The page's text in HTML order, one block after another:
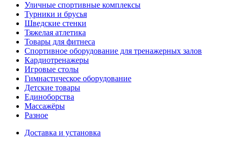
Уличные спортивные комплексы
Турники и брусья
Шведские стенки
Тяжелая атлетика
Товары для фитнеса
Спортивное оборудование для тренажерных залов
Кардиотренажеры
Игровые столы
Гимнастическое оборудование
Детские товары
Единоборства
Массажёры
Разное
Доставка и установка